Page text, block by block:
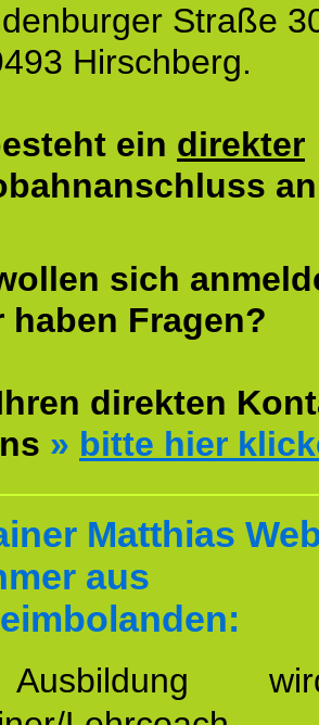
Straße
Hirschberg.
ein direkter
sich
haben Fragen?
direkten
» bitte hier
Matthias
aus